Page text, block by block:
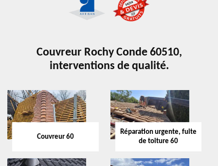
Couvreur Rochy Conde 60510,
interventions de qualité.
Couvreur 60
Réparation urgente, fuite
de toiture 60